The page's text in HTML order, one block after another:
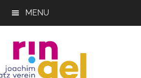
MENU